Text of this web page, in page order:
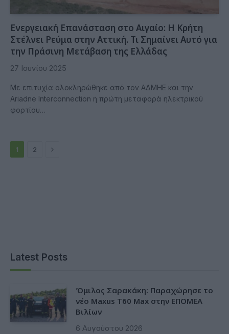
Ενεργειακή Επανάσταση στο Αιγαίο: Η Κρήτη
Στέλνει Ρεύμα στην Αττική. Τι Σημαίνει Αυτό για
την Πράσινη Μετάβαση της Ελλάδας
27 Ιουνίου 2025
Με επιτυχία ολοκληρώθηκε από τον ΑΔΜΗΕ και την
Ariadne Interconnection η πρώτη μεταφορά ηλεκτρικού
φορτίου…
1 2 Next
Latest Posts
Όμιλος Σαρακάκη: Παραχώρησε το
νέο Maxus T60 Max στην ΕΠΟΜΕΑ
Βιλίων
6 Αυγούστου 2026